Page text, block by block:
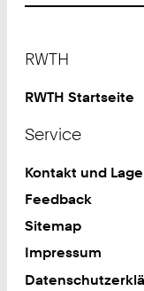
RWTH
RWTH Startseite
Service
Kontakt und
Feedback
Sitemap
Impressum